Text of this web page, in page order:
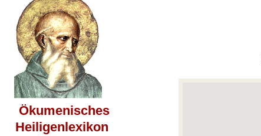
Ökumenisches
Heiligenlexikon